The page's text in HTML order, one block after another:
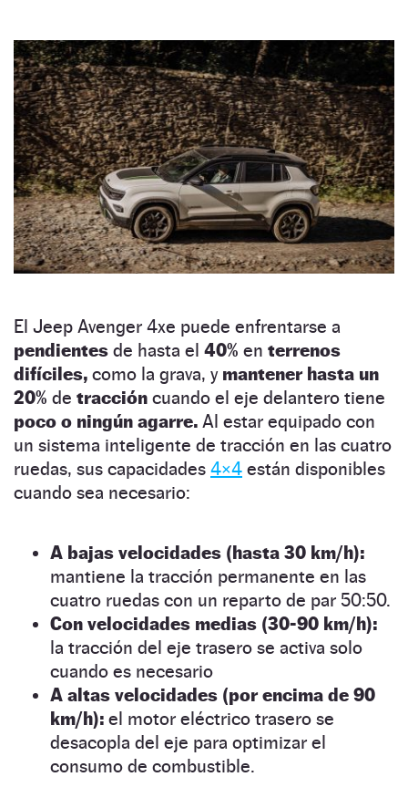
El Jeep Avenger 4xe puede enfrentarse a
pendientes de hasta el 40% en terrenos
difíciles, como la grava, y mantener hasta un
20% de tracción cuando el eje delantero tiene
poco o ningún agarre. Al estar equipado con
un sistema inteligente de tracción en las cuatro
ruedas, sus capacidades 4×4 están disponibles
cuando sea necesario:
A bajas velocidades (hasta 30 km/h):
mantiene la tracción permanente en las
cuatro ruedas con un reparto de par 50:50.
Con velocidades medias (30-90 km/h):
la tracción del eje trasero se activa solo
cuando es necesario
A altas velocidades (por encima de 90
km/h): el motor eléctrico trasero se
desacopla del eje para optimizar el
consumo de combustible.